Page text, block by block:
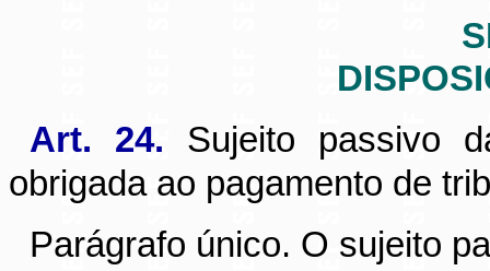
Art. 24. Sujeito passivo
obrigada ao pagamento de
Parágrafo único. O sujeito